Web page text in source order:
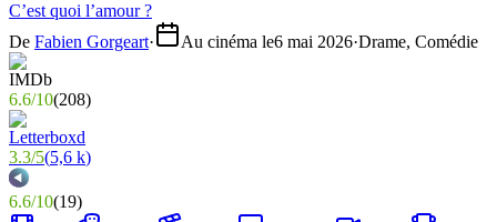
C’est quoi l’amour ?
De Fabien Gorgeart· Au cinéma le6 mai 2026·Drame, Comédie
6.6/10(208)
3.3/5(5,6 k)
6.6/10(19)